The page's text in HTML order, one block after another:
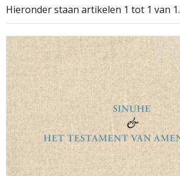
Hieronder staan artikelen 1 tot 1 van 1.